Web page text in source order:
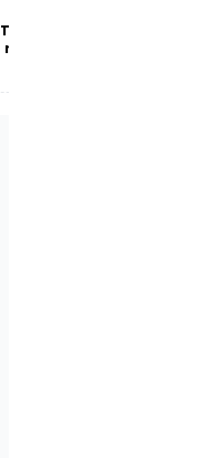
THY bilançosu
ne söylüyor?